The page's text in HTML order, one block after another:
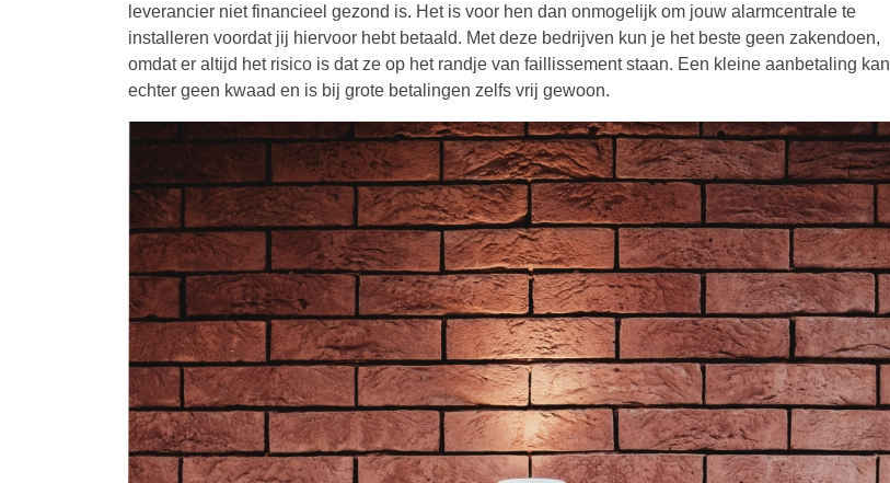
leverancier niet financieel gezond is. Het is voor hen dan onmogelijk om jouw alarmcentrale te
installeren voordat jij hiervoor hebt betaald. Met deze bedrijven kun je het beste geen zakendoen,
omdat er altijd het risico is dat ze op het randje van faillissement staan. Een kleine aanbetaling kan
echter geen kwaad en is bij grote betalingen zelfs vrij gewoon.